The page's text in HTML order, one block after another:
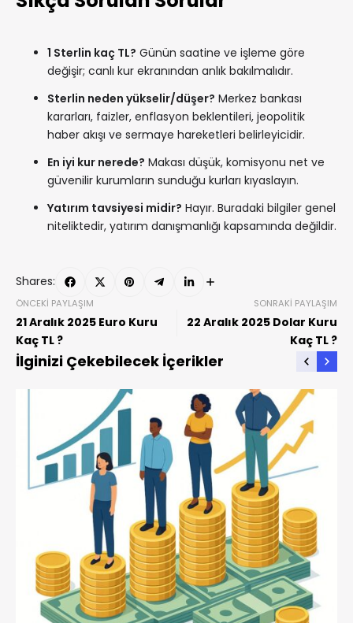
1 Sterlin kaç TL? Günün saatine ve işleme göre
değişir; canlı kur ekranından anlık bakılmalıdır.
Sterlin neden yükselir/düşer? Merkez bankası
kararları, faizler, enflasyon beklentileri, jeopolitik
haber akışı ve sermaye hareketleri belirleyicidir.
En iyi kur nerede? Makası düşük, komisyonu net ve
güvenilir kurumların sunduğu kurları kıyaslayın.
Yatırım tavsiyesi midir? Hayır. Buradaki bilgiler genel
niteliktedir, yatırım danışmanlığı kapsamında değildir.
Shares:
ÖNCEKI PAYLAŞIM
21 Aralık 2025 Euro Kuru
Kaç TL ?
SONRAKI PAYLAŞIM
22 Aralık 2025 Dolar Kuru
Kaç TL ?
İlginizi Çekebilecek İçerikler